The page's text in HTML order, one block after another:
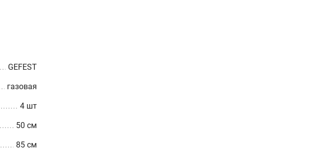
GEFEST
газовая
4 шт
50 см
85 см